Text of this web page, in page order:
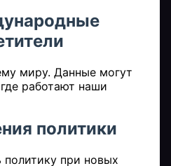
миру. Данные могут
работают наши
политики
при новых